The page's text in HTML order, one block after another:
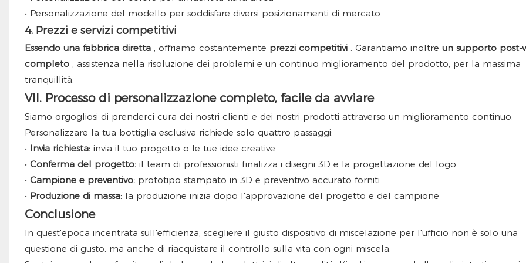
• Personalizzazione del modello per soddisfare diversi posizionamenti di mercato
4. Prezzi e servizi competitivi
Essendo una fabbrica diretta, offriamo costantemente prezzi competitivi. Garantiamo inoltre un supporto post-
completo, assistenza nella risoluzione dei problemi e un continuo miglioramento del prodotto, per la massima
tranquillità.
VII. Processo di personalizzazione completo, facile da avviare
Siamo orgogliosi di prenderci cura dei nostri clienti e dei nostri prodotti attraverso un miglioramento continuo.
Personalizzare la tua bottiglia esclusiva richiede solo quattro passaggi:
• Invia richiesta:invia il tuo progetto o le tue idee creative
• Conferma del progetto:il team di professionisti finalizza i disegni 3D e la progettazione del logo
• Campione e preventivo:prototipo stampato in 3D e preventivo accurato forniti
• Produzione di massa:la produzione inizia dopo l'approvazione del progetto e del campione
Conclusione
In quest'epoca incentrata sull'efficienza, scegliere il giusto dispositivo di miscelazione per l'ufficio non è solo una
questione di gusto, ma anche di riacquistare il controllo sulla vita con ogni miscela.